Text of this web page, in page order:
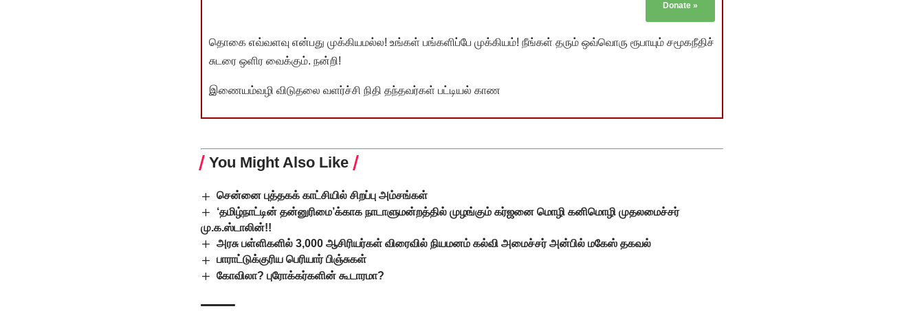
Donate »
தொகை எவ்வளவு என்பது முக்கியமல்ல! உங்கள் பங்களிப்பே முக்கியம்! நீங்கள் தரும் ஒவ்வொரு ரூபாயும் சமூகநீதிச்
சுடரை ஒளிர வைக்கும். நன்றி!
இணையம்வழி விடுதலை வளர்ச்சி நிதி தந்தவர்கள் பட்டியல் காண
You Might Also Like
சென்னை புத்தகக் காட்சியில் சிறப்பு அம்சங்கள்
‘தமிழ்நாட்டின் தன்னுரிமை’க்காக நாடாளுமன்றத்தில் முழங்கும் கர்ஜனை மொழி கனிமொழி முதலமைச்சர்
மு.க.ஸ்டாலின்!!
அரசு பள்ளிகளில் 3,000 ஆசிரியர்கள் விரைவில் நியமனம் கல்வி அமைச்சர் அன்பில் மகேஸ் தகவல்
பாராட்டுக்குரிய பெரியார் பிஞ்சுகள்
கோவிலா? புரோக்கர்களின் கூடாரமா?